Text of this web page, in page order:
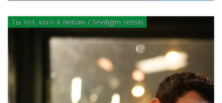
Ты тот, кого я люблю / Sevdigim sensin